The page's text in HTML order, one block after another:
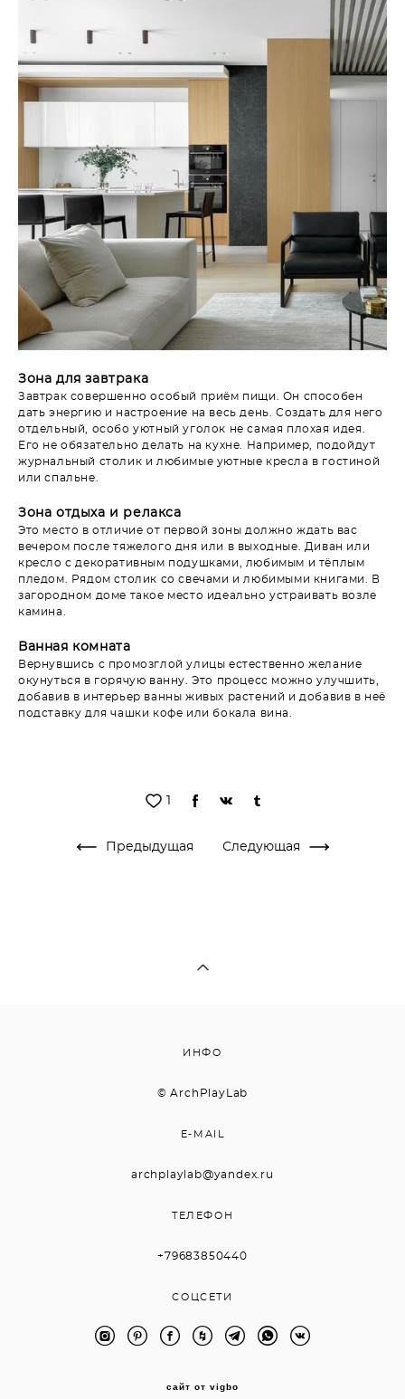
Зона для завтрака
Завтрак совершенно особый приём пищи. Он способен
дать энергию и настроение на весь день. Создать для него
отдельный, особо уютный уголок не самая плохая идея.
Его не обязательно делать на кухне. Например, подойдут
журнальный столик и любимые уютные кресла в гостиной
или спальне.
Зона отдыха и релакса
Это место в отличие от первой зоны должно ждать вас
вечером после тяжелого дня или в выходные. Диван или
кресло с декоративным подушками, любимым и тёплым
пледом. Рядом столик со свечами и любимыми книгами. В
загородном доме такое место идеально устраивать возле
камина.
Ванная комната
Вернувшись с промозглой улицы естественно желание
окунуться в горячую ванну. Это процесс можно улучшить,
добавив в интерьер ванны живых растений и добавив в неё
подставку для чашки кофе или бокала вина.
Предыдущая Следующая
ИНФО
© ArchPlayLab
E-MAIL
archplaylab@yandex.ru
ТЕЛЕФОН
+79683850440
СОЦСЕТИ
сайт от vigbo